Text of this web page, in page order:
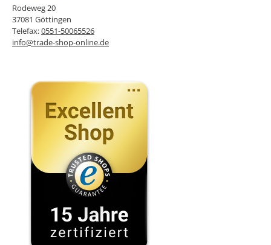
Rodeweg 20
37081 Göttingen
Telefax:0551-50065526
info@trade-shop-online.de